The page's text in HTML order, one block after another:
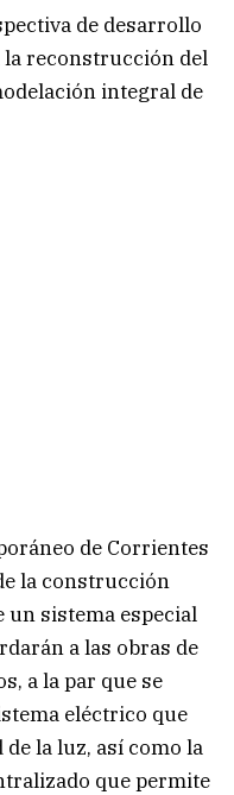
de desarrollo
reconstrucción del
integral de
de Corrientes
la construcción
un sistema especial
a las obras de
a la par que se
eléctrico que
la luz, así como la
que permite